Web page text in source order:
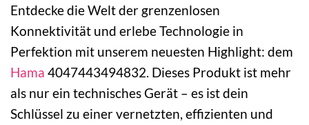
Entdecke die Welt der grenzenlosen
Konnektivität und erlebe Technologie in
Perfektion mit unserem neuesten Highlight: dem
Hama 4047443494832. Dieses Produkt ist mehr
als nur ein technisches Gerät – es ist dein
Schlüssel zu einer vernetzten, effizienten und